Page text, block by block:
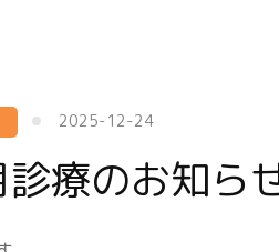
2025-12-24
療のお知ら